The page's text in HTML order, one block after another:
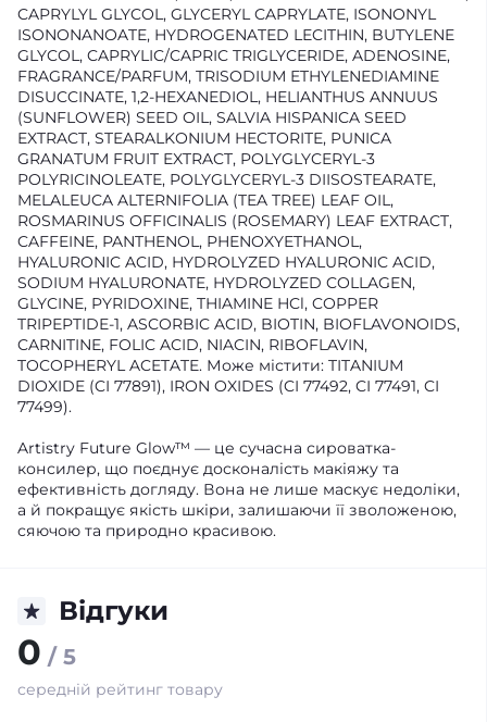
CAPRYLYL GLYCOL, GLYCERYL CAPRYLATE, ISONONYL
ISONONANOATE, HYDROGENATED LECITHIN, BUTYLENE
GLYCOL, CAPRYLIC/CAPRIC TRIGLYCERIDE, ADENOSINE,
FRAGRANCE/PARFUM, TRISODIUM ETHYLENEDIAMINE
DISUCCINATE, 1,2-HEXANEDIOL, HELIANTHUS ANNUUS
(SUNFLOWER) SEED OIL, SALVIA HISPANICA SEED
EXTRACT, STEARALKONIUM HECTORITE, PUNICA
GRANATUM FRUIT EXTRACT, POLYGLYCERYL-3
POLYRICINOLEATE, POLYGLYCERYL-3 DIISOSTEARATE,
MELALEUCA ALTERNIFOLIA (TEA TREE) LEAF OIL,
ROSMARINUS OFFICINALIS (ROSEMARY) LEAF EXTRACT,
CAFFEINE, PANTHENOL, PHENOXYETHANOL,
HYALURONIC ACID, HYDROLYZED HYALURONIC ACID,
SODIUM HYALURONATE, HYDROLYZED COLLAGEN,
GLYCINE, PYRIDOXINE, THIAMINE HCl, COPPER
TRIPEPTIDE-1, ASCORBIC ACID, BIOTIN, BIOFLAVONOIDS,
CARNITINE, FOLIC ACID, NIACIN, RIBOFLAVIN,
TOCOPHERYL ACETATE. Може містити: TITANIUM
DIOXIDE (CI 77891), IRON OXIDES (CI 77492, CI 77491, CI
77499).
Artistry Future Glow™ — це сучасна сироватка-
консилер, що поєднує досконалість макіяжу та
ефективність догляду. Вона не лише маскує недоліки,
а й покращує якість шкіри, залишаючи її зволоженою,
сяючою та природно красивою.
Відгуки
0 / 5
середній рейтинг товару